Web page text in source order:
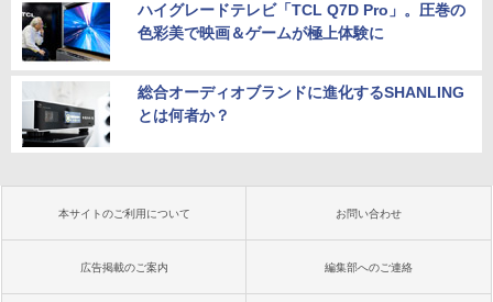
ハイグレードテレビ「TCL Q7D Pro」。圧巻の
色彩美で映画＆ゲームが極上体験に
総合オーディオブランドに進化するSHANLING
とは何者か？
本サイトのご利用について お問い合わせ
広告掲載のご案内 編集部へのご連絡